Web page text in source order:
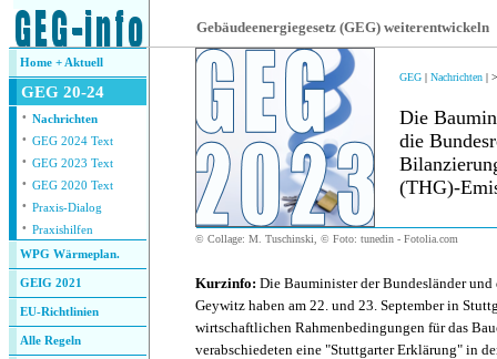
Gebäudeenergiegesetz (GEG) weiterentwickeln
Home + Aktuell
GEG 20-24
· Nachrichten
· GEG 2024 Text
· GEG 2023 Text
· GEG 2020 Text
· Praxis-Dialog
· Praxishilfen
WPG Wärmeplan.
GEIG 2021
EU-Richtlinien
Alle Regeln
GEG | Nachrichten |
Die
die
(THG)-
© Collage: M. Tuschinski, © Foto: tunedin - Fotolia.com
Kurzinfo: Die Bauminister der Bundesländer
Geywitz haben am 22. und 23. September in
wirtschaftlichen Rahmenbedingungen für das
verabschiedeten eine "Stuttgarter Erklärung" in